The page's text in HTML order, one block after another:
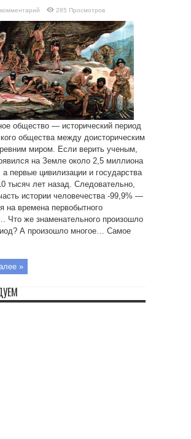
285 Просмотров
общество — исторический период
общества между доисторическим
миром. Если верить ученым,
на Земле около 2,5 миллиона
а первые цивилизации и государства
тысяч лет назад. Следовательно,
истории человечества -99,9% —
на времена первобытного
Что же знаменательного произошло
А произошло многое… Самое
»